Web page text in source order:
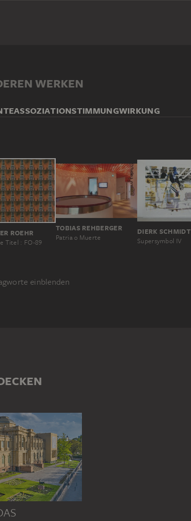
WERKEN
ASSOZIATIONSTIMMUNGWIRKUNG
ROEHR
Titel : FO-89
TOBIAS REHBERGER
Patria o Muerte
DIERK SCHMIDT
Supersymbol IV
einblenden